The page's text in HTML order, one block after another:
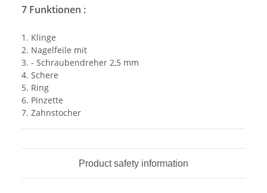
7 Funktionen :
1. Klinge
2. Nagelfeile mit
3. - Schraubendreher 2,5 mm
4. Schere
5. Ring
6. Pinzette
7. Zahnstocher
Product safety information